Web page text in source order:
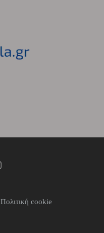
Πολιτική cookie